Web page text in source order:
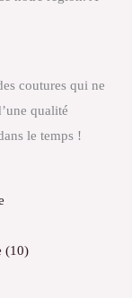
coutures qui ne
qualité
le temps !
(10)